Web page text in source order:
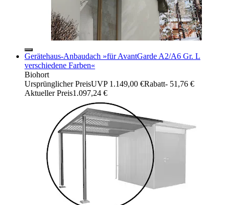
Gerätehaus-Anbaudach »für AvantGarde A2/A6 Gr. L
verschiedene Farben«
Biohort
Ursprünglicher PreisUVP 1.149,00 €Rabatt- 51,76 €
Aktueller Preis1.097,24 €